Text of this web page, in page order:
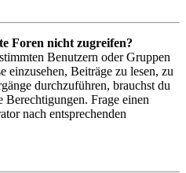
Foren nicht zugreifen?
Benutzern oder Gruppen
einzusehen, Beiträge zu lesen, zu
durchzuführen, brauchst du
Berechtigungen. Frage einen
nach entsprechenden